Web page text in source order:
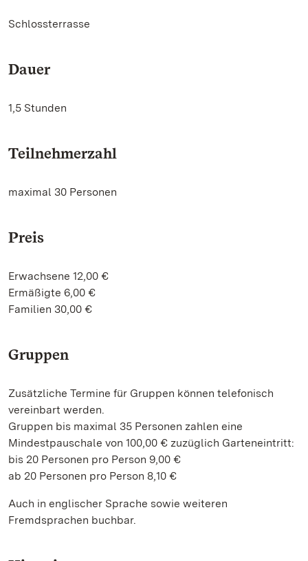
Schlossterrasse
Dauer
1,5 Stunden
Teilnehmerzahl
maximal 30 Personen
Preis
Erwachsene 12,00 €
Ermäßigte 6,00 €
Familien 30,00 €
Gruppen
Zusätzliche Termine für Gruppen können telefonisch
vereinbart werden.
Gruppen bis maximal 35 Personen zahlen eine
Mindestpauschale von 100,00 € zuzüglich Garteneintritt:
bis 20 Personen pro Person 9,00 €
ab 20 Personen pro Person 8,10 €
Auch in englischer Sprache sowie weiteren
Fremdsprachen buchbar.